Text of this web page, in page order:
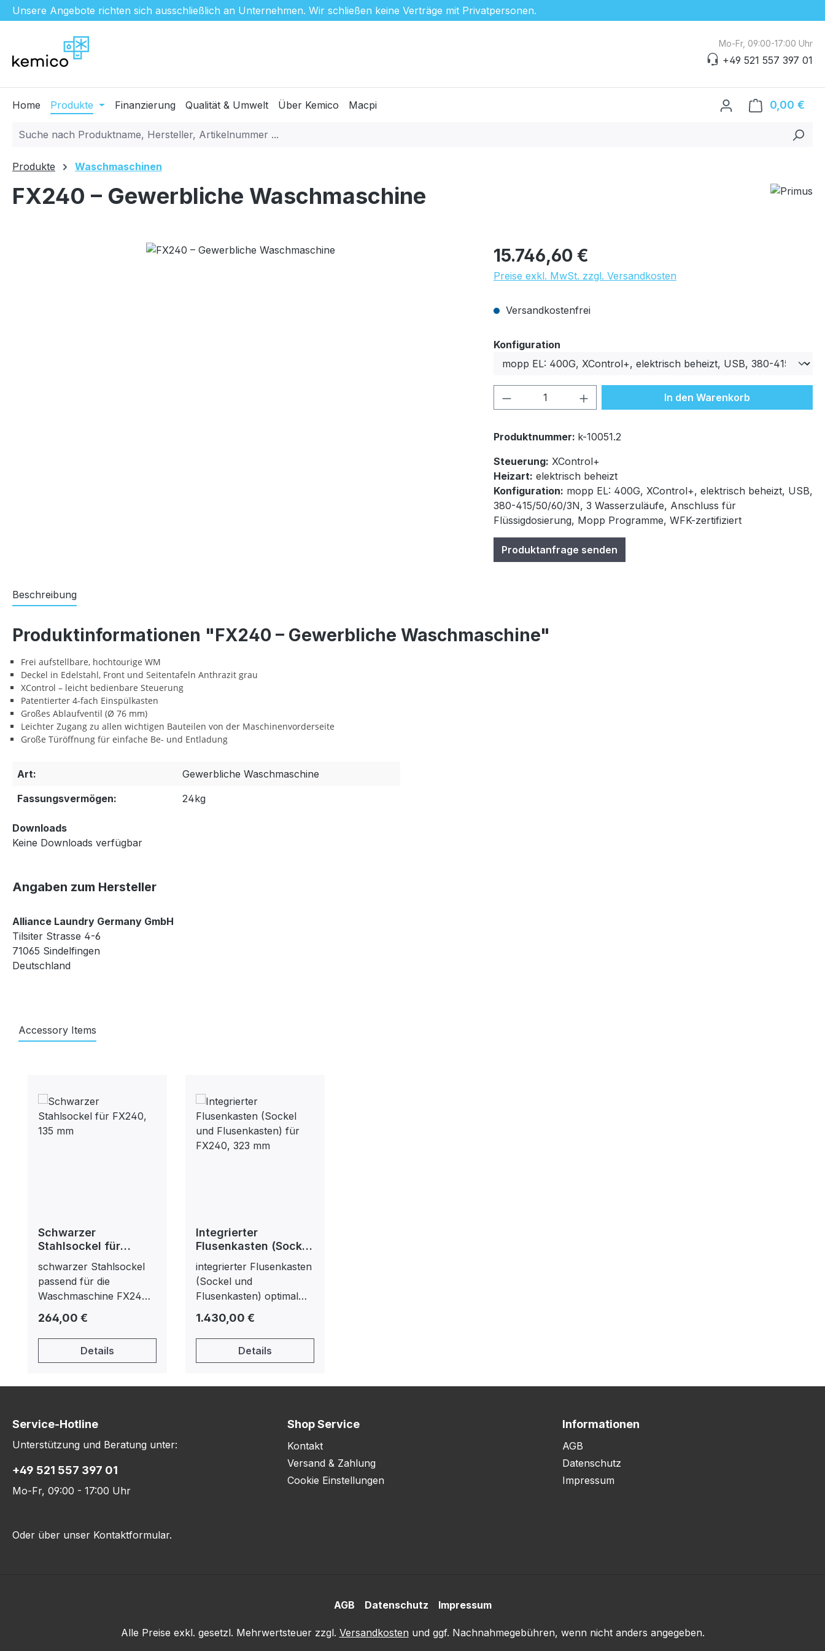
Unsere Angebote richten sich ausschließlich an Unternehmen. Wir schließen keine Verträge mit Privatpersonen.
Hauptinhalt springen
Zur Suche springen
Zur Hauptnavigation springen
Mo-Fr, 09:00-17:00 Uhr
+49 521 557 397 01
Home Produkte Finanzierung Qualität & Umwelt Über Kemico Macpi 0,00 €
Produkte Waschmaschinen
FX240 – Gewerbliche Waschmaschine
Regulärer Preis:
15.746,60 €
Preise exkl. MwSt. zzgl. Versandkosten
Versandkostenfrei
Konfiguration
Produkt Anzahl: Gib den gewünschten Wert
In den Warenkorb
Produktnummer: k-10051.2
Steuerung: XControl+
Heizart: elektrisch beheizt
Konfiguration: mopp EL: 400G, XControl+, elektrisch beheizt, USB,
380-415/50/60/3N, 3 Wasserzuläufe, Anschluss für
Flüssigdosierung, Mopp Programme, WFK-zertifiziert
Produktanfrage senden
Beschreibung
Produktinformationen "FX240 – Gewerbliche Waschmaschine"
Frei aufstellbare, hochtourige WM
Deckel in Edelstahl, Front und Seitentafeln Anthrazit grau
XControl – leicht bedienbare Steuerung
Patentierter 4-fach Einspülkasten
Großes Ablaufventil (Ø 76 mm)
Leichter Zugang zu allen wichtigen Bauteilen von der Maschinenvorderseite
Große Türöffnung für einfache Be- und Entladung
Art:
Gewerbliche Waschmaschine
Fassungsvermögen:
24kg
Downloads
Keine Downloads verfügbar
Angaben zum Hersteller
Alliance Laundry Germany GmbH
Tilsiter Strasse 4-6
71065 Sindelfingen
Deutschland
Accessory Items
Schwarzer
Stahlsockel für
schwarzer Stahlsockel
passend für die
Waschmaschine FX240
Regulärer Preis:
264,00 €
Details
Integrierter
Flusenkasten (Sockel
für FX240, 323 mm
integrierter Flusenkasten
(Sockel und
Flusenkasten) optimal
mm Höhe
Regulärer Preis:
1.430,00 €
Details
Service-Hotline
Unterstützung und Beratung unter:
+49 521 557 397 01
Mo-Fr, 09:00 - 17:00 Uhr
Oder über unser Kontaktformular.
Shop Service
Kontakt
Versand & Zahlung
Cookie Einstellungen
Informationen
AGB
Datenschutz
Impressum
AGB Datenschutz Impressum
Alle Preise exkl. gesetzl. Mehrwertsteuer zzgl. Versandkosten und ggf. Nachnahmegebühren, wenn nicht anders angegeben.